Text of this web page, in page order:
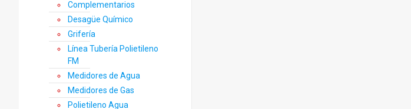
Complementarios
Desagüe Químico
Grifería
Línea Tubería Polietileno
FM
Medidores de Agua
Medidores de Gas
Polietileno Agua